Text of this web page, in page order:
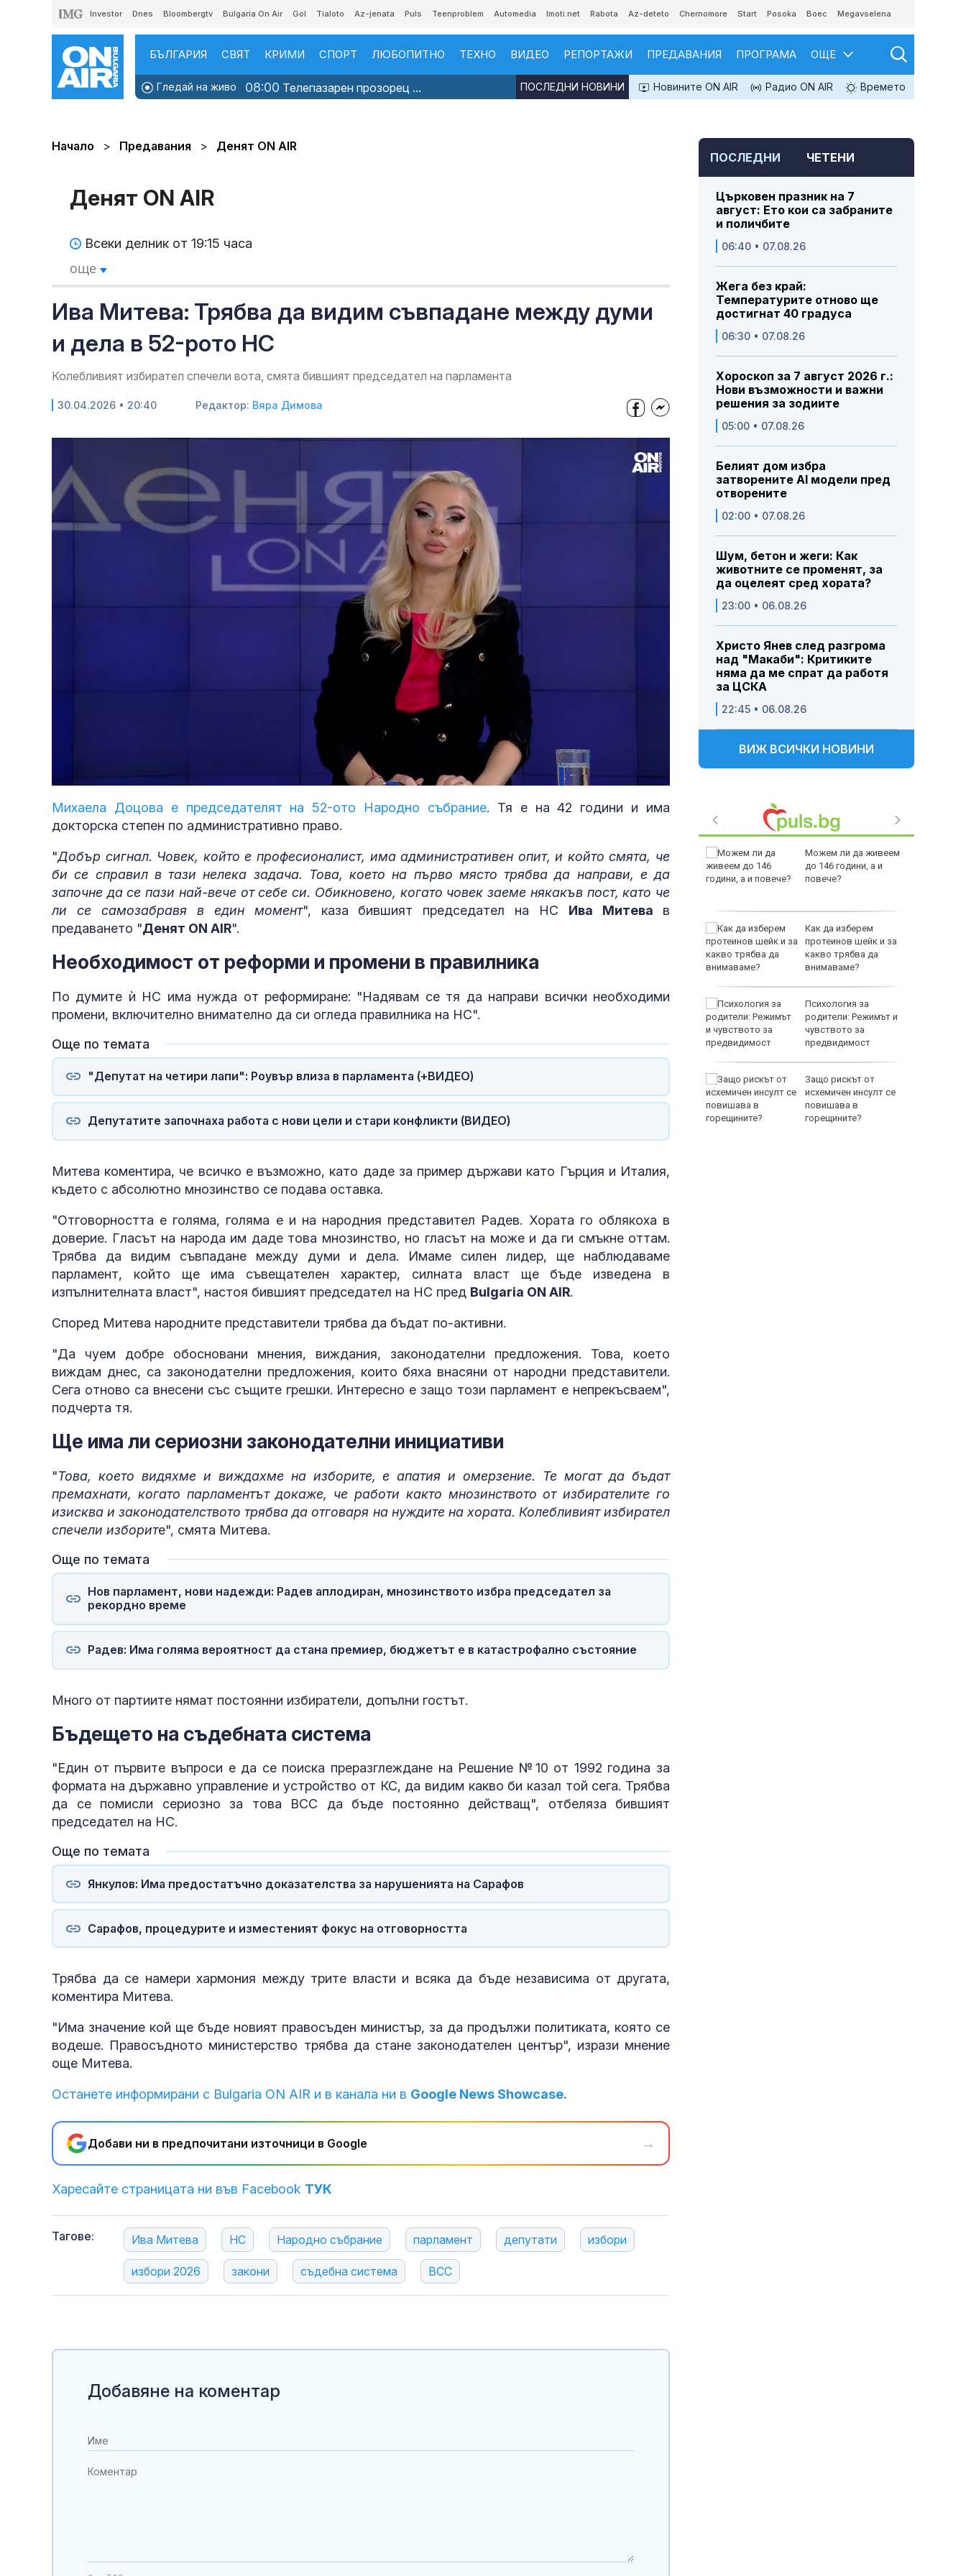
Investor Dnes Bloombergtv Bulgaria On Air Gol Tialoto Az-jenata Puls Teenproblem Automedia Imoti.net Rabota Az-deteto Chernomore Start Posoka Boec Megavselena
БЪЛГАРИЯ СВЯТ КРИМИ СПОРТ ЛЮБОПИТНО ТЕХНО ВИДЕО РЕПОРТАЖИ ПРЕДАВАНИЯ ПРОГРАМА ОЩЕ
Гледай на живо 08:00 Телепазарен прозорец ... Новините ON AIR Радио ON AIR Времето
ПОСЛЕДНИ НОВИНИ
Начало Предавания Денят ON AIR
Денят ON AIR
Всеки делник от 19:15 часа
още
Ива Митева: Трябва да видим съвпадане между думи
и дела в 52-рото НС
Колебливият избирател спечели вота, смята бившият председател на парламента
30.04.2026 • 20:40 Редактор: Вяра Димова
Михаела Доцова е председателят на 52-ото Народно събрание. Тя е на 42 години и има
докторска степен по административно право.
"Добър сигнал. Човек, който е професионалист, има административен опит, и който смята, че
би се справил в тази нелека задача. Това, което на първо място трябва да направи, е да
започне да се пази най-вече от себе си. Обикновено, когато човек заеме някакъв пост, като че
ли се самозабравя в един момент", каза бившият председател на НС Ива Митева в
предаването "Денят ON AIR".
Необходимост от реформи и промени в правилника
По думите ѝ НС има нужда от реформиране: "Надявам се тя да направи всички необходими
промени, включително внимателно да си огледа правилника на НС".
Още по темата
"Депутат на четири лапи": Роувър влиза в парламента (+ВИДЕО)
Депутатите започнаха работа с нови цели и стари конфликти (ВИДЕО)
Митева коментира, че всичко е възможно, като даде за пример държави като Гърция и Италия,
където с абсолютно мнозинство се подава оставка.
"Отговорността е голяма, голяма е и на народния представител Радев. Хората го облякоха в
доверие. Гласът на народа им даде това мнозинство, но гласът на може и да ги смъкне оттам.
Трябва да видим съвпадане между думи и дела. Имаме силен лидер, ще наблюдаваме
парламент, който ще има съвещателен характер, силната власт ще бъде изведена в
изпълнителната власт", настоя бившият председател на НС пред Bulgaria ON AIR.
Според Митева народните представители трябва да бъдат по-активни.
"Да чуем добре обосновани мнения, виждания, законодателни предложения. Това, което
виждам днес, са законодателни предложения, които бяха внасяни от народни представители.
Сега отново са внесени със същите грешки. Интересно е защо този парламент е непрекъсваем",
подчерта тя.
Ще има ли сериозни законодателни инициативи
"Това, което видяхме и виждахме на изборите, е апатия и омерзение. Те могат да бъдат
премахнати, когато парламентът докаже, че работи както мнозинството от избирателите го
изисква и законодателството трябва да отговаря на нуждите на хората. Колебливият избирател
спечели изборите", смята Митева.
Още по темата
Нов парламент, нови надежди: Радев аплодиран, мнозинството избра председател за
рекордно време
Радев: Има голяма вероятност да стана премиер, бюджетът е в катастрофално състояние
Много от партиите нямат постоянни избиратели, допълни гостът.
Бъдещето на съдебната система
"Един от първите въпроси е да се поиска преразглеждане на Решение №10 от 1992 година за
формата на държавно управление и устройство от КС, да видим какво би казал той сега. Трябва
да се помисли сериозно за това ВСС да бъде постоянно действащ", отбеляза бившият
председател на НС.
Още по темата
Янкулов: Има предостатъчно доказателства за нарушенията на Сарафов
Сарафов, процедурите и изместеният фокус на отговорността
Трябва да се намери хармония между трите власти и всяка да бъде независима от другата,
коментира Митева.
"Има значение кой ще бъде новият правосъден министър, за да продължи политиката, която се
водеше. Правосъдното министерство трябва да стане законодателен център", изрази мнение
още Митева.
Останете информирани с Bulgaria ON AIR и в канала ни в Google News Showcase.
Добави ни в предпочитани източници в Google →
Харесайте страницата ни във Facebook ТУК
Тагове: Ива Митева НС Народно събрание парламент депутати избори
избори 2026 закони съдебна система ВСС
ПОСЛЕДНИ ЧЕТЕНИ
Църковен празник на 7
август: Ето кои са забраните
и поличбите
06:40 • 07.08.26
Жега без край:
Температурите отново ще
достигнат 40 градуса
06:30 • 07.08.26
Хороскоп за 7 август 2026 г.:
Нови възможности и важни
решения за зодиите
05:00 • 07.08.26
Белият дом избра
затворените AI модели пред
отворените
02:00 • 07.08.26
Шум, бетон и жеги: Как
животните се променят, за
да оцелеят сред хората?
23:00 • 06.08.26
Христо Янев след разгрома
над "Макаби": Критиките
няма да ме спрат да работя
за ЦСКА
22:45 • 06.08.26
ВИЖ ВСИЧКИ НОВИНИ
Пуснаха движението
по магистрала
"Тракия" и в двете
посоки
И днес жега, но
журналиста и писател
Димитър Шумналиев
Можем ли да живеем
до 146 години, а и
повече?
Как да изберем
протеинов шейк и за
какво трябва да
внимаваме?
Психология за
родители: Режимът и
чувството за
предвидимост
Защо рискът от
исхемичен инсулт се
повишава в
горещините?
Добавяне на коментар